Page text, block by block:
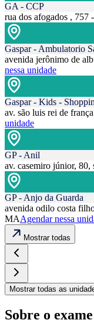
GA - CCP
rua dos afogados , 757
Gaspar - Ambulatorio
avenida jerônimo de
nessa unidade
Gaspar - Kids -
av. são luis rei de
unidade
GP - Anil
av. casemiro júnior,
GP - Anjo da Guarda
avenida odilo costa
MAAgendar nessa
Mostrar todas
Mostrar todas as
Sobre o exame